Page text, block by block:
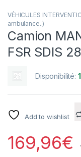
VÉHICULES
ambulance..)
Camion
FSR SDIS
Disponibilité:
Add to wishlist
169,96€